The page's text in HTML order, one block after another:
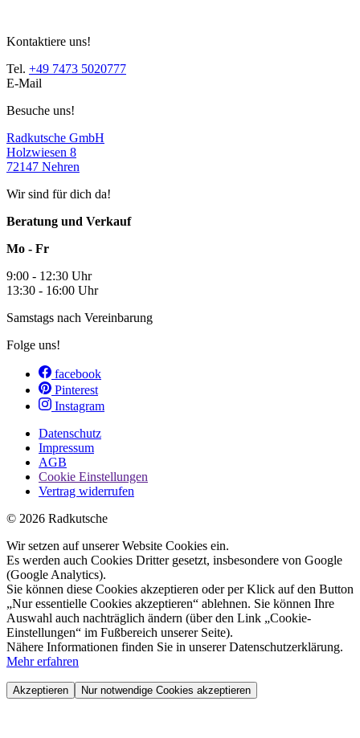
Kontaktiere uns!
Tel. +49 7473 5020777
E-Mail
Besuche uns!
Radkutsche GmbH
Holzwiesen 8
72147 Nehren
Wir sind für dich da!
Beratung und Verkauf
Mo - Fr
9:00 - 12:30 Uhr
13:30 - 16:00 Uhr
Samstags nach Vereinbarung
Folge uns!
facebook
Pinterest
Instagram
Datenschutz
Impressum
AGB
Cookie Einstellungen
Vertrag widerrufen
© 2026 Radkutsche
Wir setzen auf unserer Website Cookies ein.
Es werden auch Cookies Dritter gesetzt, insbesondere von Google
(Google Analytics).
Sie können diese Cookies akzeptieren oder per Klick auf den Button
„Nur essentielle Cookies akzeptieren“ ablehnen. Sie können Ihre
Auswahl auch nachträglich ändern (über den Link „Cookie-
Einstellungen“ im Fußbereich unserer Seite).
Nähere Informationen finden Sie in unserer Datenschutzerklärung.
Mehr erfahren
Akzeptieren Nur notwendige Cookies akzeptieren